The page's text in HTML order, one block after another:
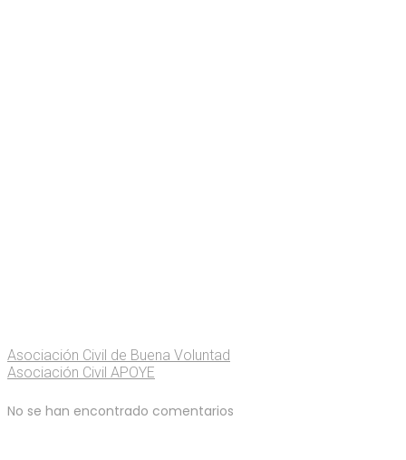
Asociación Civil de Buena Voluntad
Asociación Civil APOYE
No se han encontrado comentarios